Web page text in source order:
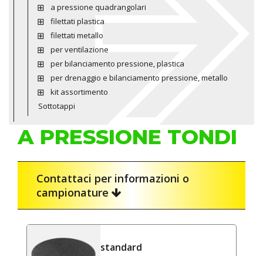
a pressione quadrangolari
filettati plastica
filettati metallo
per ventilazione
per bilanciamento pressione, plastica
per drenaggio e bilanciamento pressione, metallo
kit assortimento
Sottotappi
A PRESSIONE TONDI
Contattaci per informazioni o
campionature
standard